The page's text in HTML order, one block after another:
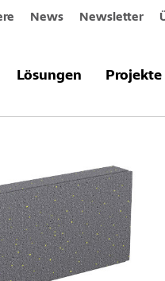
News Newsletter
Lösungen Projekte
Sto-Polystyrol-